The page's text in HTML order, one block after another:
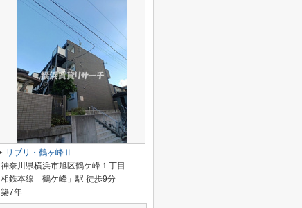
リブリ・鶴ヶ峰Ⅱ
神奈川県横浜市旭区鶴ケ峰１丁目
相鉄本線「鶴ケ峰」駅 徒歩9分
築7年